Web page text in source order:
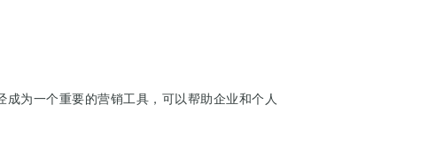
为一个重要的营销工具，可以帮助企业和个人